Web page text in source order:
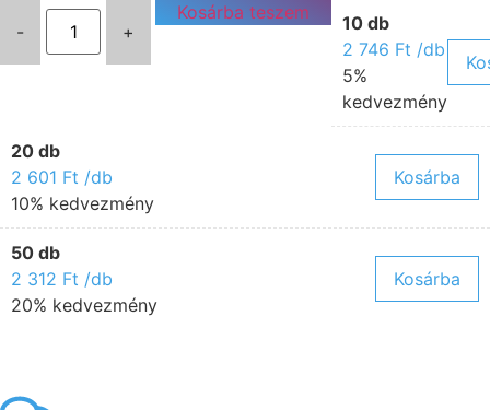
- +
Kosárba teszem
10 db
2 746 Ft /db
5%
kedvezmény
20 db
2 601 Ft /db
10% kedvezmény
Kosárba
50 db
2 312 Ft /db
20% kedvezmény
Kosárba